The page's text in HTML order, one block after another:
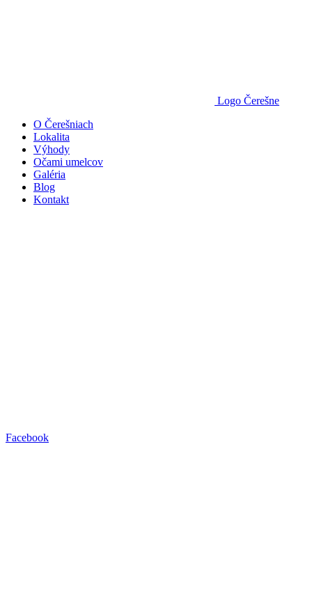
Logo Čerešne
O Čerešniach
Lokalita
Výhody
Očami umelcov
Galéria
Blog
Kontakt
Facebook